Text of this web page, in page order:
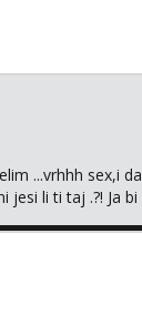
...vrhhh sex,i da
jesi li ti taj .?! Ja bi